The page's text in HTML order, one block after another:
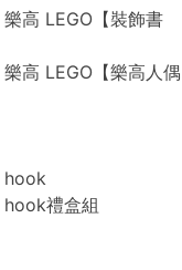
高 LEGO【裝飾書
高 LEGO【樂高人偶
hook
禮盒組